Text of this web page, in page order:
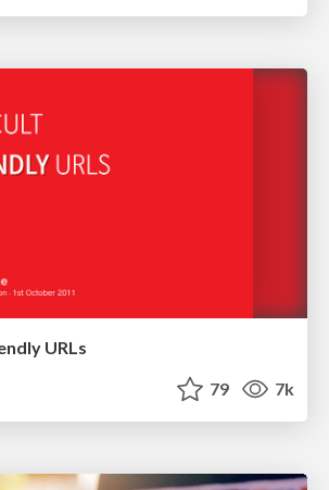
URLs
79 7k